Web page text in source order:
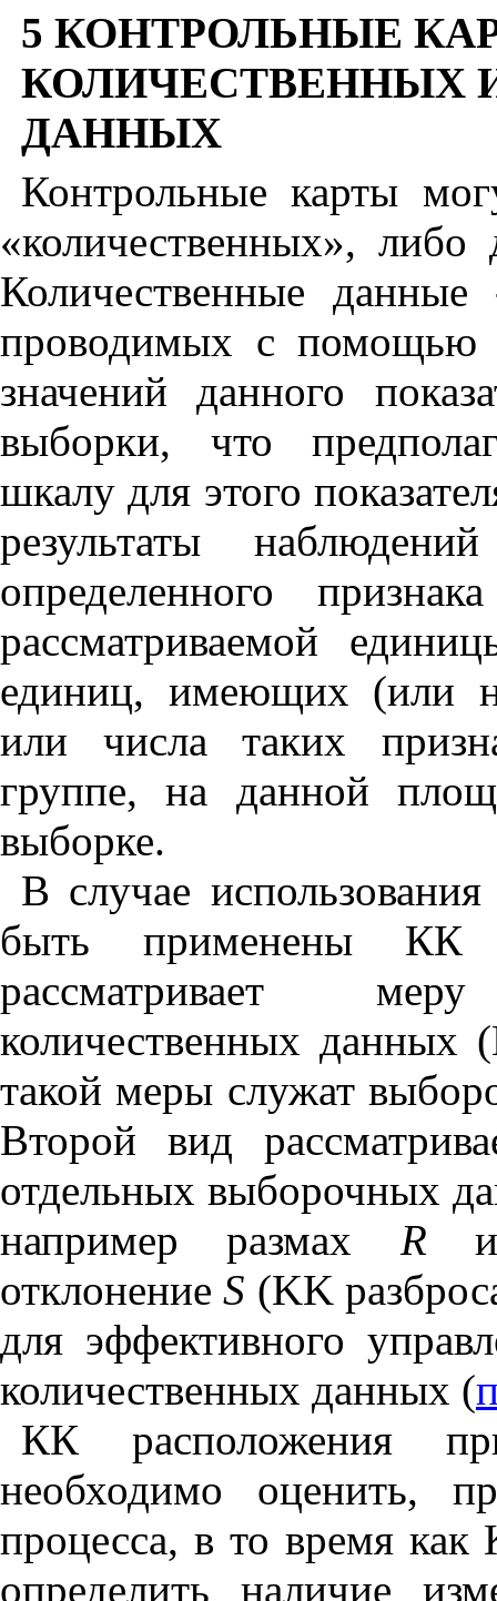
5 КОНТРОЛЬНЫЕ
КОЛИЧЕСТВЕННЫХ
ДАННЫХ
Контрольные карты
«количественных»,
Количественные
проводимых с помощью
значений данного
выборки, что
шкалу для этого
результаты
определенного
рассматриваемой
единиц, имеющих (или
или числа таких
группе, на данной
выборке.
В случае
быть применены
рассматривает
количественных
такой меры служат
Второй вид
отдельных выборочных
например размах R
отклонениеS (KK
для эффективного
количественных данных (
КК расположения
необходимо оценить,
процесса, в то время
определить наличие